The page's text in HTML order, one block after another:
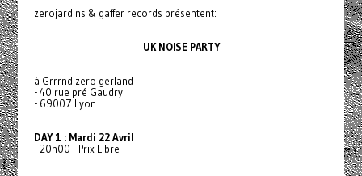
zerojardins & gaffer records présentent:
UK NOISE PARTY
à Grrrnd zero gerland
- 40 rue pré Gaudry
- 69007 Lyon
DAY 1 : Mardi 22 Avril
- 20h00 - Prix Libre